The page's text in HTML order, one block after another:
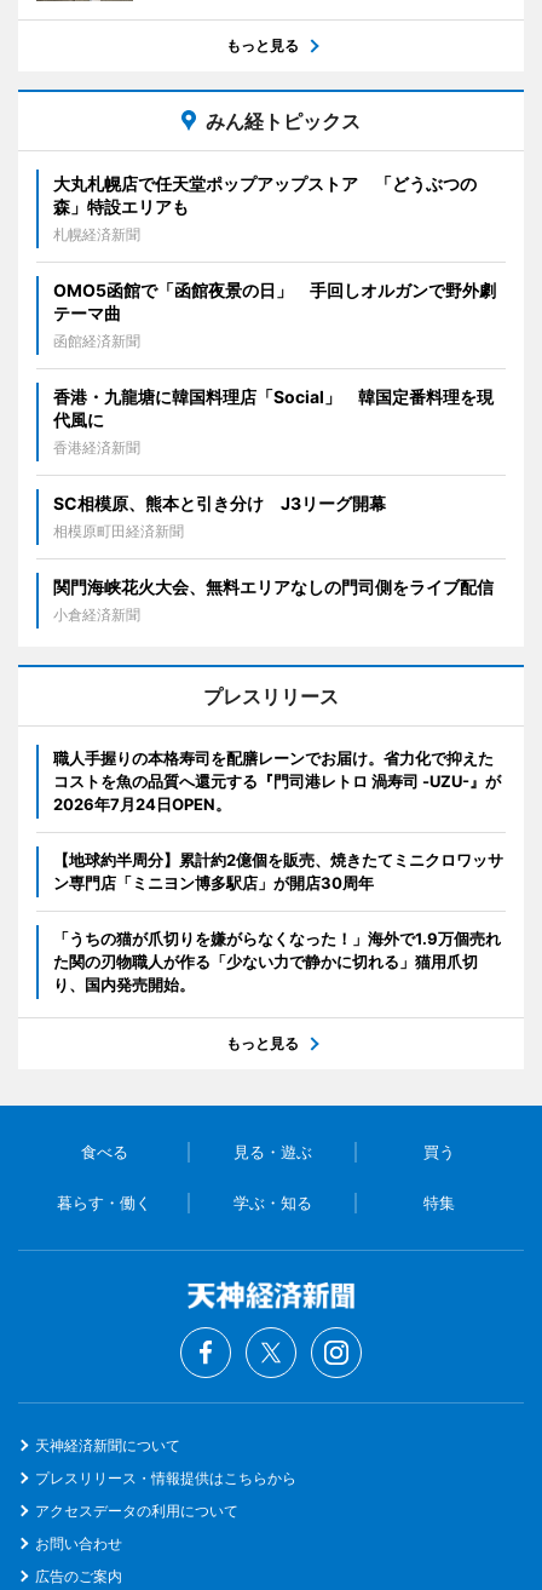
もっと見る
みん経トピックス
大丸札幌店で任天堂ポップアップストア 「どうぶつの
森」特設エリアも
札幌経済新聞
OMO5函館で「函館夜景の日」 手回しオルガンで野外劇
テーマ曲
函館経済新聞
香港・九龍塘に韓国料理店「Social」 韓国定番料理を現
代風に
香港経済新聞
SC相模原、熊本と引き分け J3リーグ開幕
相模原町田経済新聞
関門海峡花火大会、無料エリアなしの門司側をライブ配信
小倉経済新聞
プレスリリース
職人手握りの本格寿司を配膳レーンでお届け。省力化で抑えた
コストを魚の品質へ還元する『門司港レトロ 渦寿司 -UZU-』が
2026年7月24日OPEN。
【地球約半周分】累計約2億個を販売、焼きたてミニクロワッサ
ン専門店「ミニヨン博多駅店」が開店30周年
「うちの猫が爪切りを嫌がらなくなった！」海外で1.9万個売れ
た関の刃物職人が作る「少ない力で静かに切れる」猫用爪切
り、国内発売開始。
もっと見る
食べる 見る・遊ぶ 買う
暮らす・働く 学ぶ・知る 特集
天神経済新聞について
プレスリリース・情報提供はこちらから
アクセスデータの利用について
お問い合わせ
広告のご案内